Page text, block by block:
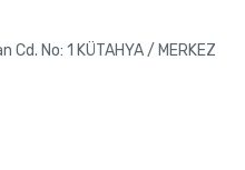
No: 1 KÜTAHYA / MERKEZ